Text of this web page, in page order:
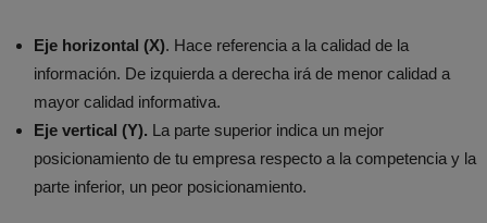
Eje horizontal (X). Hace referencia a la calidad de la
información. De izquierda a derecha irá de menor calidad a
mayor calidad informativa.
Eje vertical (Y). La parte superior indica un mejor
posicionamiento de tu empresa respecto a la competencia y la
parte inferior, un peor posicionamiento.